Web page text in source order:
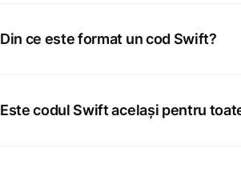
Din ce este format un cod Swift?
Este codul Swift același pentru